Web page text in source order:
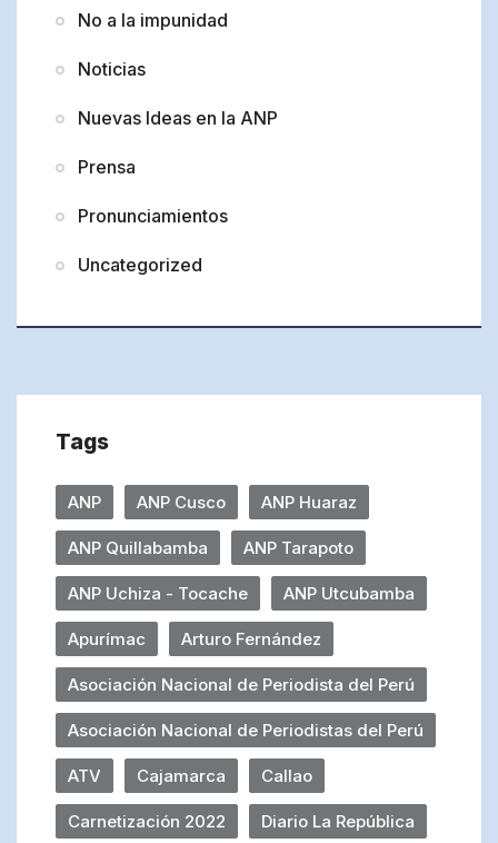
No a la impunidad
Noticias
Nuevas Ideas en la ANP
Prensa
Pronunciamientos
Uncategorized
Tags
ANP ANP Cusco ANP Huaraz
ANP Quillabamba ANP Tarapoto
ANP Uchiza - Tocache ANP Utcubamba
Apurímac Arturo Fernández
Asociación Nacional de Periodista del Perú
Asociación Nacional de Periodistas del Perú
ATV Cajamarca Callao
Carnetización 2022 Diario La República